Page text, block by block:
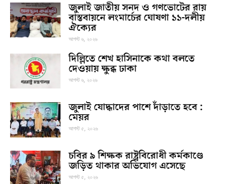
জুলাই জাতীয় সনদ ও গণভোটের রায়
বাস্তবায়নে লংমার্চের ঘোষণা ১১-দলীয়
ঐক্যের
আগস্ট ৬, ২০২৬
দিল্লিতে শেখ হাসিনাকে কথা বলতে
দেওয়ায় ক্ষুব্ধ ঢাকা
আগস্ট ৬, ২০২৬
জুলাই যোদ্ধাদের পাশে দাঁড়াতে হবে :
মেয়র
আগস্ট ৫, ২০২৬
চবির ৯ শিক্ষক রাষ্ট্রবিরোধী কর্মকাণ্ডে
জড়িত থাকার অভিযোগ এসেছে
আগস্ট ৫, ২০২৬